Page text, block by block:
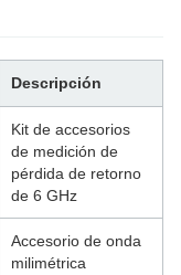
Descripción
Kit de accesorios
de medición de
pérdida de retorno
de 6 GHz
Accesorio de onda
milimétrica